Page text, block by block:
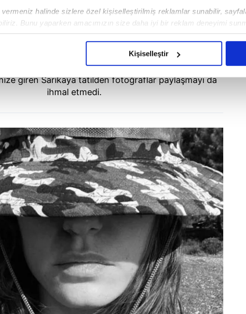
halinde sizlere özel kişiselleştirilmiş reklamlar sunabilir,
Bunu yaparken amacımızın size daha iyi bir reklam deneyimi
adına elimizden gelen çabayı gösterdiğimizi ve bu noktada,
hizmet sunabilmek için İnternet Sitemizde kendimize ve üçüncü
Diğer çerezler, sitemizin daha işlevsel kılınması ve
yapılması, amaçlarıyla sınırlı olarak açık rızanız dahilinde
aşağıda yer alan panel vasıtasıyla belirleyebilirsiniz.
Çerez Bilgilendirme Metnimiziziyaret edebilirsiniz.
Verilerin Korunması Kanunu uyarınca hazırlanmış Aydınlatma
kullanılan çerezlerle ilgili bilgi almak için lütfentıklayınız.
Kişiselleştir
giren Sarıkaya tatilden fotoğraflar paylaşmayı da
ihmal etmedi.